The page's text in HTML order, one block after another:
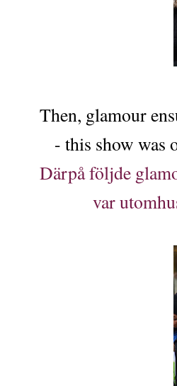
Then, glamour
- this show was
Därpå följde
var